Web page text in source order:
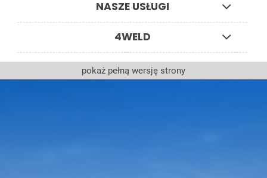
NASZE USŁUGI
4WELD
pokaż pełną wersję strony